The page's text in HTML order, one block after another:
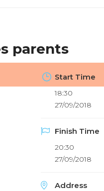
parents
Start Time
18:30
27/09/2018
Finish Time
20:30
27/09/2018
Address